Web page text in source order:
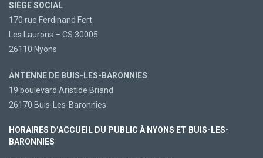
SIÈGE SOCIAL
170 rue Ferdinand Fert
Les Laurons – CS 30005
26110 Nyons
ANTENNE DE BUIS-LES-BARONNIES
19 boulevard Aristide Briand
26170 Buis-Les-Baronnies
HORAIRES D’ACCUEIL DU PUBLIC À NYONS ET BUIS-LES-
BARONNIES